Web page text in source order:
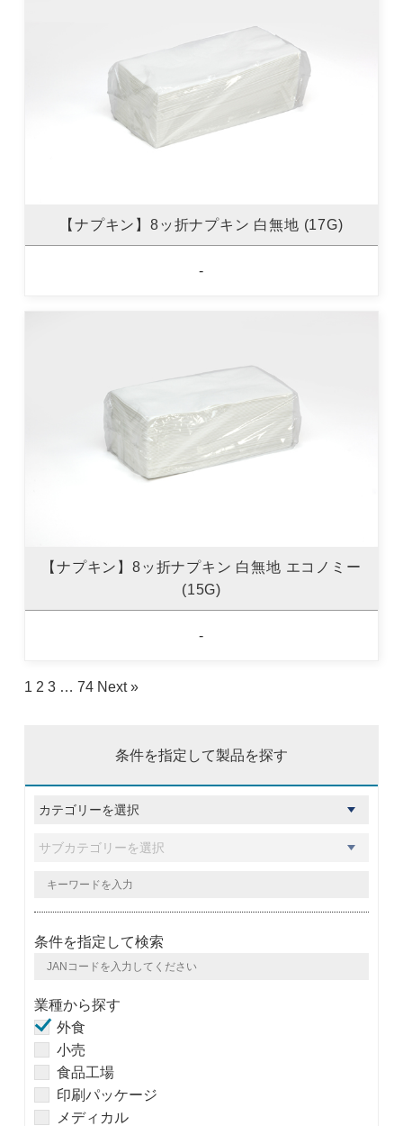
【ナプキン】8ッ折ナプキン 白無地 (17G)
-
【ナプキン】8ッ折ナプキン 白無地 エコノミー
(15G)
-
1 2 3 … 74 Next »
条件を指定して製品を探す
条件を指定して検索
業種から探す
外食
小売
食品工場
印刷パッケージ
メディカル